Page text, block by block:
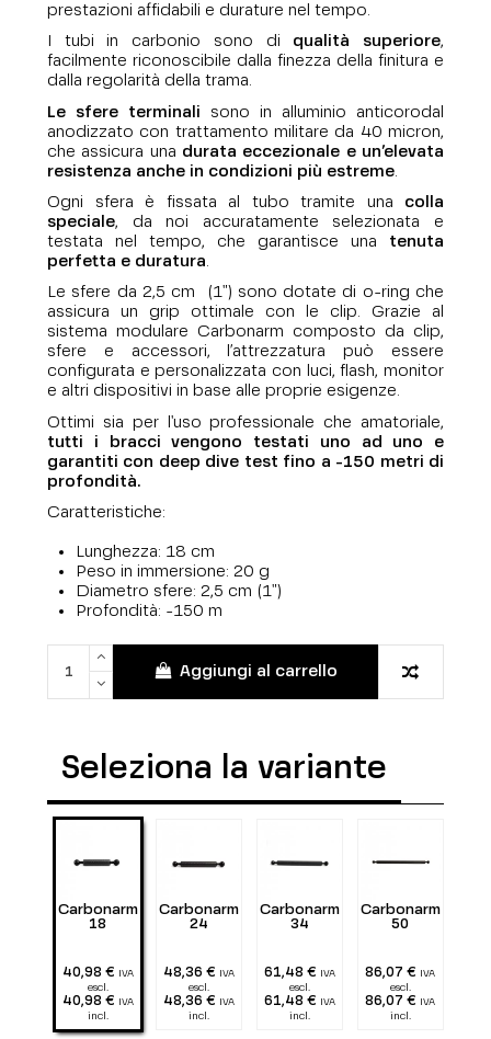
prestazioni affidabili e durature nel tempo.
I tubi in carbonio sono di qualità superiore,
facilmente riconoscibile dalla finezza della finitura e
dalla regolarità della trama.
Le sfere terminali sono in alluminio anticorodal
anodizzato con trattamento militare da 40 micron,
che assicura una durata eccezionale e un’elevata
resistenza anche in condizioni più estreme
Ogni sfera è fissata al tubo tramite una colla
speciale, da noi accuratamente selezionata e
testata nel tempo, che garantisce una tenuta
perfetta e duratura
Le sfere da 2,5 cm (1") sono dotate di o-ring che
assicura un grip ottimale con le clip. Grazie al
sistema modulare Carbonarm composto da clip,
sfere e accessori, l’attrezzatura può essere
configurata e personalizzata con luci, flash, monitor
e altri dispositivi in base alle proprie esigenze.
Ottimi sia per l'uso professionale che amatoriale,
tutti i bracci vengono testati uno ad uno e
garantiti con deep dive test fino a -150 metri di
profondità.
Caratteristiche:
Lunghezza: 18 cm
Peso in immersione: 20 g
Diametro sfere: 2,5 cm (1")
Profondità: -150 m
Aggiungi al carrello
Seleziona la variante
Carbonarm
18
40,98 €
IVA
escl.
40,98 €
IVA
incl.
Carbonarm
24
48,36 €
IVA
escl.
48,36 €
IVA
incl.
Carbonarm
34
61,48 €
IVA
escl.
61,48 €
IVA
incl.
Carbonarm
50
86,07 €
IVA
escl.
86,07 €
IVA
incl.